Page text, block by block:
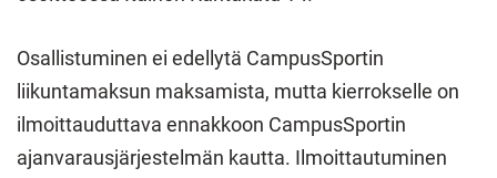
Osallistuminen ei edellytä CampusSportin
liikuntamaksun maksamista, mutta kierrokselle on
ilmoittauduttava ennakkoon CampusSportin
ajanvarausjärjestelmän kautta. Ilmoittautuminen